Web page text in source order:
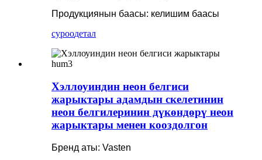
Продукциянын баасы: келишим баасы
суроодетал
Хэллоуиндин неон белгиси
жарыктары адамдын скелетинин
неон белгилеринин дүкөндөрү неон
жарыктары менен кооздолгон
Бренд аты: Vasten